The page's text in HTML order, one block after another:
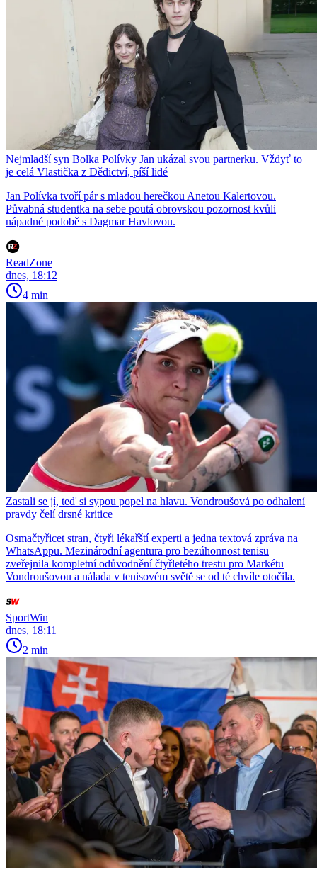
Nejmladší syn Bolka Polívky Jan ukázal svou partnerku. Vždyť to
je celá Vlastička z Dědictví, píší lidé
Jan Polívka tvoří pár s mladou herečkou Anetou Kalertovou.
Půvabná studentka na sebe poutá obrovskou pozornost kvůli
nápadné podobě s Dagmar Havlovou.
ReadZone
dnes, 18:12
4 min
Zastali se jí, teď si sypou popel na hlavu. Vondroušová po odhalení
pravdy čelí drsné kritice
Osmačtyřicet stran, čtyři lékařští experti a jedna textová zpráva na
WhatsAppu. Mezinárodní agentura pro bezúhonnost tenisu
zveřejnila kompletní odůvodnění čtyřletého trestu pro Markétu
Vondroušovou a nálada v tenisovém světě se od té chvíle otočila.
SportWin
dnes, 18:11
2 min